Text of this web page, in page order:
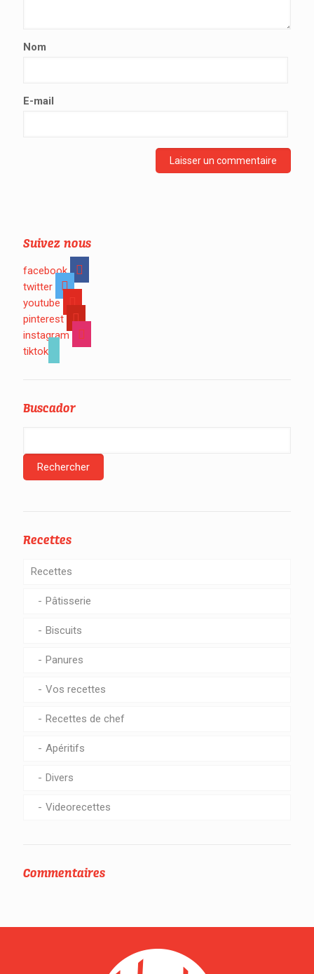
Nom
E-mail
Suivez nous
facebook
twitter
youtube
pinterest
instagram
tiktok
Buscador
Recettes
Recettes
Pâtisserie
Biscuits
Panures
Vos recettes
Recettes de chef
Apéritifs
Divers
Videorecettes
Commentaires